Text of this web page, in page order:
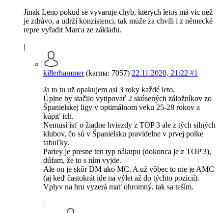
Jinak Leno pokud se vyvaruje chyb, kterých letos má víc než
je zdrávo, a udrží konzistenci, tak může za chvíli i z německé
repre vyřadit Marca ze základu.
|
killerhammer(karma: 7057) 22.11.2020, 21:22 #1
Ja to tu už opakujem asi 3 roky každé leto.
Úplne by stačilo vytipovať 2 skúsených záložníkov zo
Španielskej ligy v optimálnom veku 25-28 rokov a
kúpiť ich.
Nemusí ísť o žiadne hviezdy z TOP 3 ale z tých silných
klubov, čo sú v Španielsku pravidelne v prvej polke
tabuľky.
Partey je presne ten typ nákupu (dokonca je z TOP 3),
dúfam, že to s ním vyjde.
Ale on je skôr DM ako MC. A už vôbec to nie je AMC
(aj keď častokrát ide na výlet až do týchto pozícií).
Vplyv na hru vyzerá mať ohromný, tak sa teším.
|